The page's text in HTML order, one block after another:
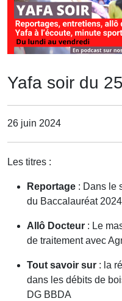
Yafa soir du
26 juin 2024
Les titres :
Reportage : Dans le
du Baccalauréat 2024
Allô Docteur : Le
de traitement avec
Tout savoir sur : la
dans les débits de
DG BBDA